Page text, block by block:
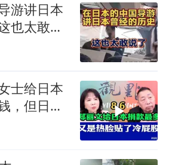
游讲日本
也太敢说
士给日本
，但日本